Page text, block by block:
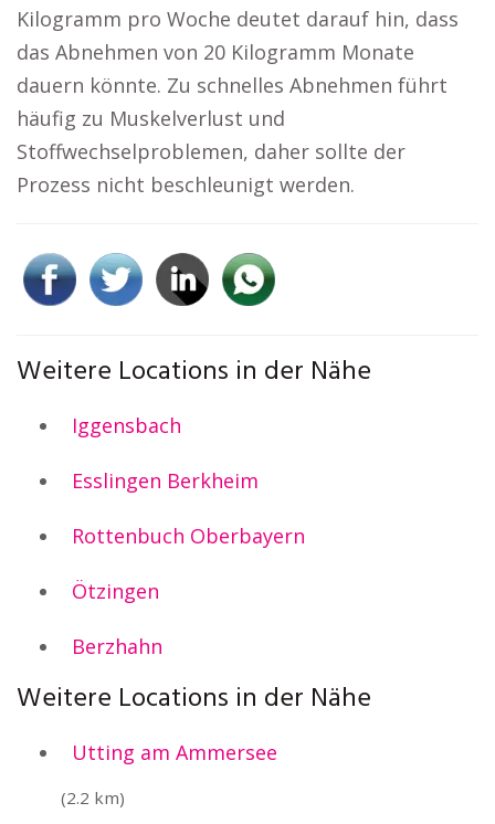
Kilogramm pro Woche deutet darauf hin, dass
das Abnehmen von 20 Kilogramm Monate
dauern könnte. Zu schnelles Abnehmen führt
häufig zu Muskelverlust und
Stoffwechselproblemen, daher sollte der
Prozess nicht beschleunigt werden.
Weitere Locations in der Nähe
Iggensbach
Esslingen Berkheim
Rottenbuch Oberbayern
Ötzingen
Berzhahn
Weitere Locations in der Nähe
Utting am Ammersee
(2.2 km)